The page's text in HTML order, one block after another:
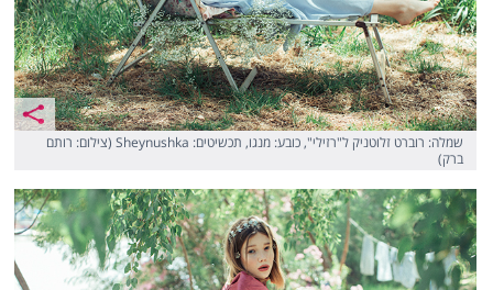
שמלה: רוברט זלוטניק ל"רזילי", כובע: מנגו, תכשיטים: Sheynushka (צילום: רותם
ברק)